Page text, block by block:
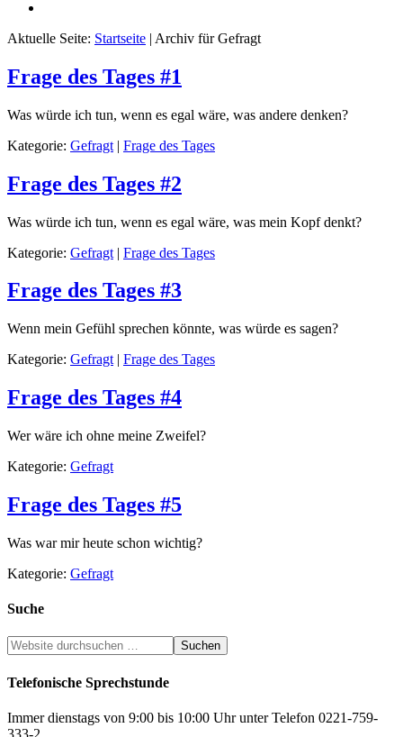
Aktuelle Seite: Startseite | Archiv für Gefragt
Frage des Tages #1
Was würde ich tun, wenn es egal wäre, was andere denken?
Kategorie: Gefragt | Frage des Tages
Frage des Tages #2
Was würde ich tun, wenn es egal wäre, was mein Kopf denkt?
Kategorie: Gefragt | Frage des Tages
Frage des Tages #3
Wenn mein Gefühl sprechen könnte, was würde es sagen?
Kategorie: Gefragt | Frage des Tages
Frage des Tages #4
Wer wäre ich ohne meine Zweifel?
Kategorie: Gefragt
Frage des Tages #5
Was war mir heute schon wichtig?
Kategorie: Gefragt
Suche
Telefonische Sprechstunde
Immer dienstags von 9:00 bis 10:00 Uhr unter Telefon 0221-759-
333-2